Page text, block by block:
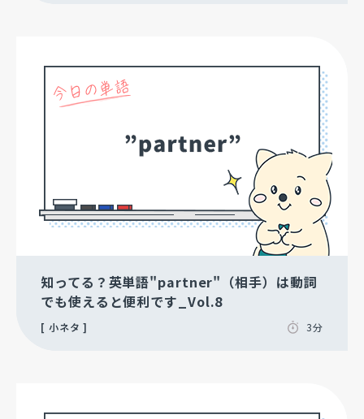
知ってる？英単語"partner"（相手）は動詞
でも使えると便利です_Vol.8
小ネタ 3分